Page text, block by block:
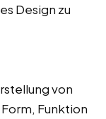
Design zu
von
Funktion